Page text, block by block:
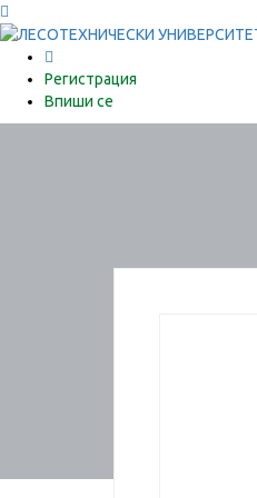
Регистрация
Впиши се